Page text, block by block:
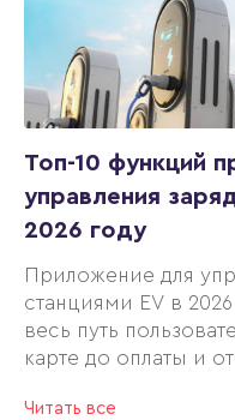
Топ-10 функций
управления
2026 году
Приложение для
станциями EV в
весь путь
карте до оплаты и
Читать все